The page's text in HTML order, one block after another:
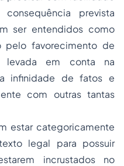
prevista
ser entendidos como
pelo favorecimento de
levada em conta na
infinidade de fatos e
com outras tantas
estar categoricamente
legal para possuir
incrustados no